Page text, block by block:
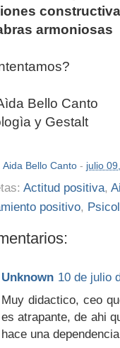
armoniosas
Bello Canto
y Gestalt
Aida Bello Canto - julio
Actitud positiva,
positivo,
Unknown 10 de julio
Muy didactico, ceo
es atrapante, de ahi
hace una